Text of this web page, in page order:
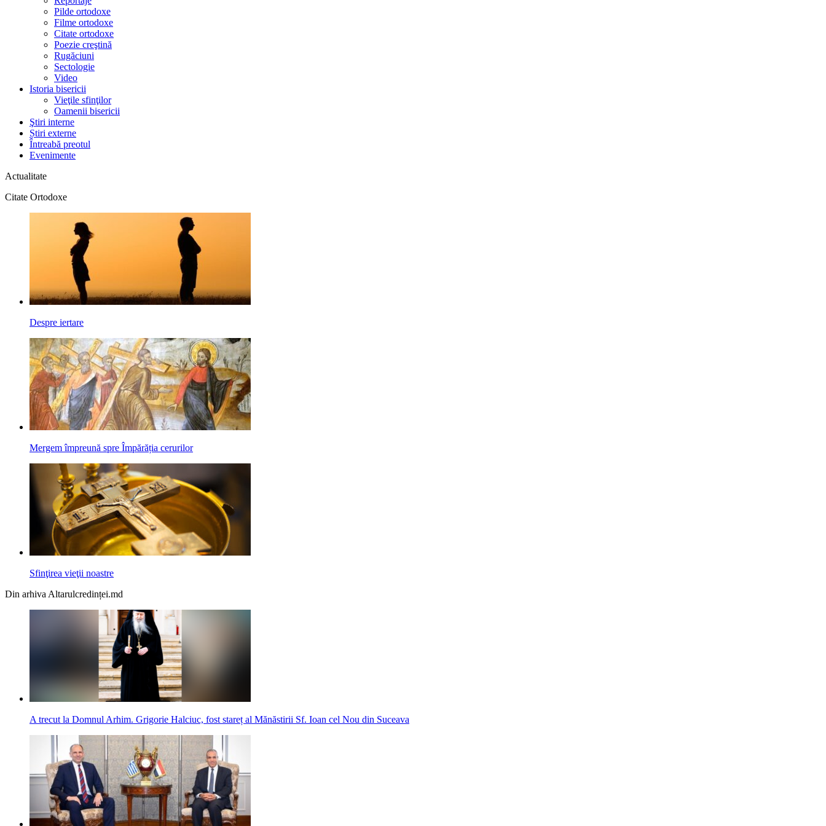
Pilde ortodoxe
Filme ortodoxe
Citate ortodoxe
Poezie creştină
Rugăciuni
Sectologie
Video
Istoria bisericii
Vieţile sfinţilor
Oamenii bisericii
Ştiri interne
Știri externe
Întreabă preotul
Evenimente
Actualitate
Citate Ortodoxe
Despre iertare
Mergem împreună spre Împărăția cerurilor
Sfinţirea vieţii noastre
Din arhiva Altarulcredinței.md
A trecut la Domnul Arhim. Grigorie Halciuc, fost stareț al Mănăstirii Sf. Ioan cel Nou din Suceava